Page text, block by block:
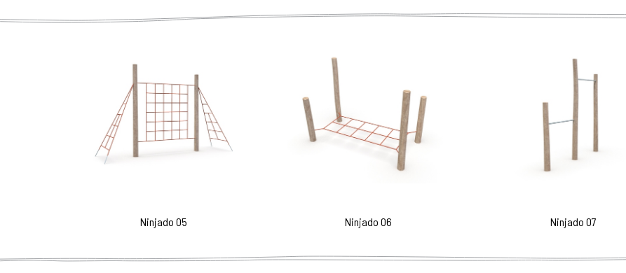
Ninjado 05 Ninjado 06 Ninjado 07